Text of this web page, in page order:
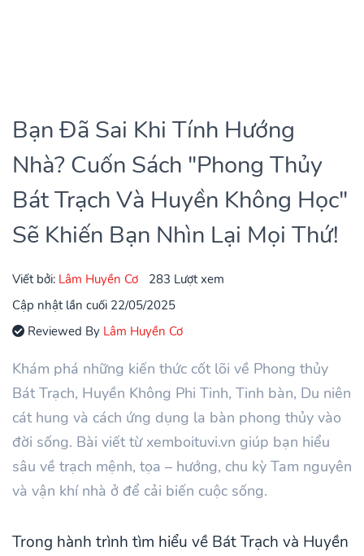
Bạn Đã Sai Khi Tính Hướng
Nhà? Cuốn Sách "Phong Thủy
Bát Trạch Và Huyền Không Học"
Sẽ Khiến Bạn Nhìn Lại Mọi Thứ!
Viết bởi: Lâm Huyền Cơ
283 Lượt xem
Cập nhật lần cuối 22/05/2025
Reviewed By Lâm Huyền Cơ
Khám phá những kiến thức cốt lõi về Phong thủy
Bát Trạch, Huyền Không Phi Tinh, Tinh bàn, Du niên
cát hung và cách ứng dụng la bàn phong thủy vào
đời sống. Bài viết từ xemboituvi.vn giúp bạn hiểu
sâu về trạch mệnh, tọa – hướng, chu kỳ Tam nguyên
và vận khí nhà ở để cải biến cuộc sống.
Trong hành trình tìm hiểu về Bát Trạch và Huyền